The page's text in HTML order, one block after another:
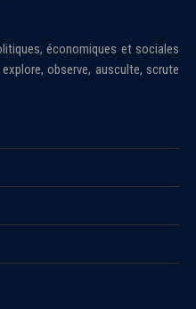
économiques et sociales
observe, ausculte, scrute